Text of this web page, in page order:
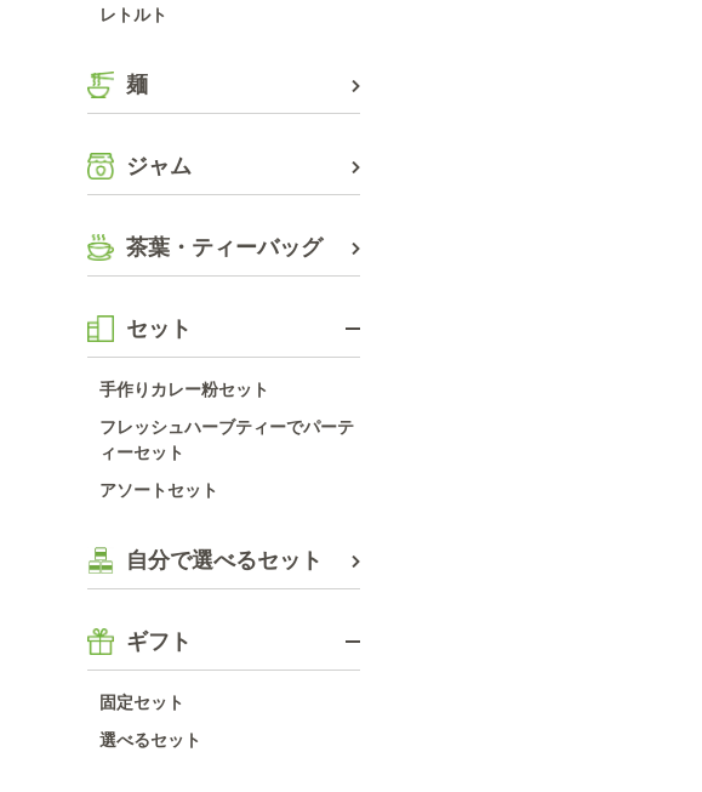
レトルト
麺
ジャム
茶葉・ティーバッグ
セット
手作りカレー粉セット
フレッシュハーブティーでパーテ
ィーセット
アソートセット
自分で選べるセット
ギフト
固定セット
選べるセット